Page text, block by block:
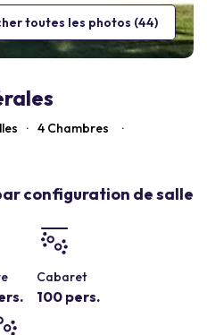
toutes les photos (44)
· 4 Chambres
·
configuration de salle
Cabaret
100 pers.